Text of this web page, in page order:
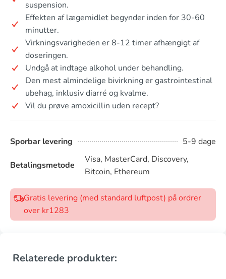
suspension.
Effekten af lægemidlet begynder inden for 30-60
minutter.
Virkningsvarigheden er 8-12 timer afhængigt af
doseringen.
Undgå at indtage alkohol under behandling.
Den mest almindelige bivirkning er gastrointestinal
ubehag, inklusiv diarré og kvalme.
Vil du prøve amoxicillin uden recept?
Sporbar levering 5-9 dage
Betalingsmetode
Visa, MasterCard, Discovery,
Bitcoin, Ethereum
Gratis levering (med standard luftpost) på ordrer
over kr1283
Relaterede produkter: